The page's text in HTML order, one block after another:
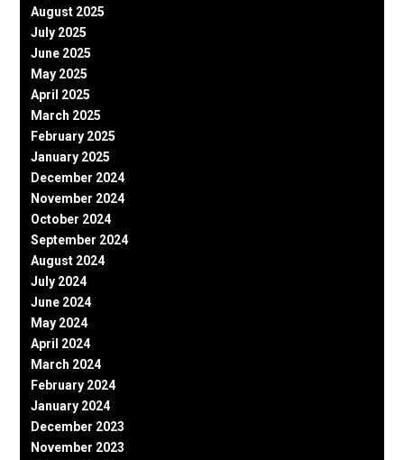
August 2025
July 2025
June 2025
May 2025
April 2025
March 2025
February 2025
January 2025
December 2024
November 2024
October 2024
September 2024
August 2024
July 2024
June 2024
May 2024
April 2024
March 2024
February 2024
January 2024
December 2023
November 2023